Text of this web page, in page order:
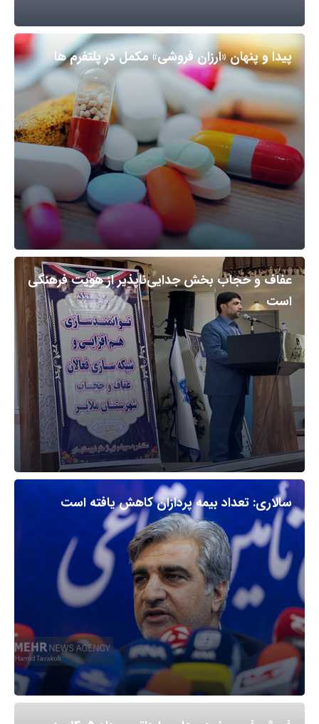
پیدا و پنهان «ارزان فروشی» مکمل در پلتفرم ها
عفاف و حجاب بخش جدایی‌ناپذیر از هویت فرهنگی
است
سالاری: تعداد بیمه پردازان کاهش یافته است